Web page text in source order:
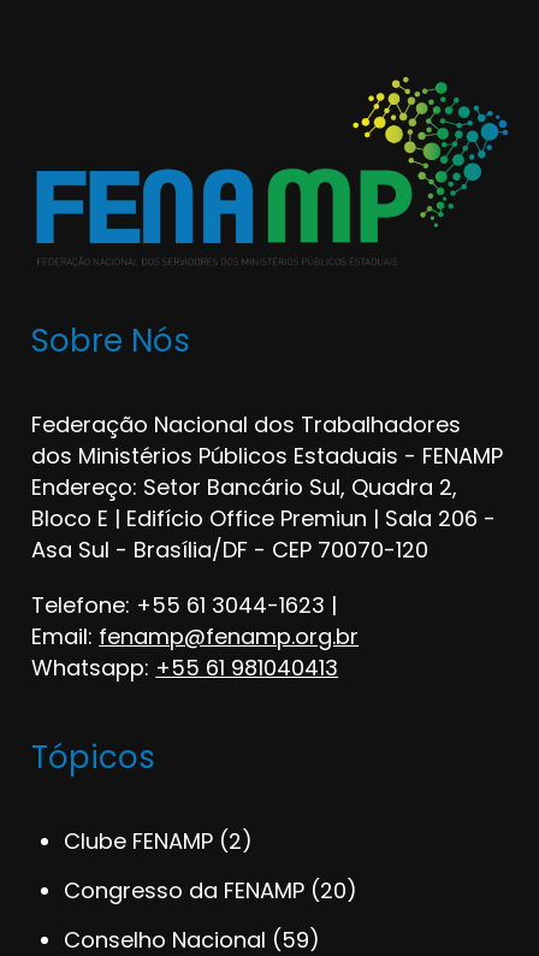
Sobre Nós
Federação Nacional dos Trabalhadores
dos Ministérios Públicos Estaduais - FENAMP
Endereço: Setor Bancário Sul, Quadra 2,
Bloco E | Edifício Office Premiun | Sala 206 -
Asa Sul - Brasília/DF - CEP 70070-120
Telefone: +55 61 3044-1623 |
Email: fenamp@fenamp.org.br
Whatsapp: +55 61 981040413
Tópicos
Clube FENAMP (2)
Congresso da FENAMP (20)
Conselho Nacional (59)